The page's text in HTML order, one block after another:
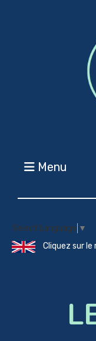
Menu
Select Language ▼
Cliquez sur